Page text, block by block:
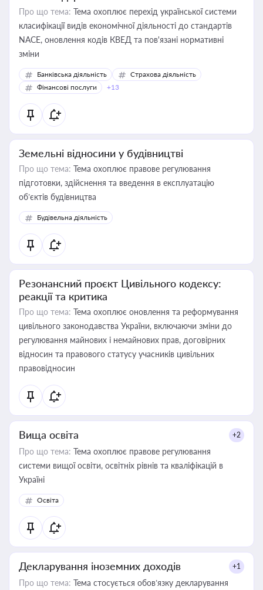
Про що тема: Тема охоплює перехід української системи
класифікації видів економічної діяльності до стандартів
NACE, оновлення кодів КВЕД та пов'язані нормативні
зміни
Банківська діяльність
Страхова діяльність
Фінансові послуги
+13
Земельні відносини у будівництві
Про що тема: Тема охоплює правове регулювання
підготовки, здійснення та введення в експлуатацію
об’єктів будівництва
Будівельна діяльність
Резонансний проєкт Цивільного кодексу:
реакції та критика
Про що тема: Тема охоплює оновлення та реформування
цивільного законодавства України, включаючи зміни до
регулювання майнових і немайнових прав, договірних
відносин та правового статусу учасників цивільних
правовідносин
Вища освіта +2
Про що тема: Тема охоплює правове регулювання
системи вищої освіти, освітніх рівнів та кваліфікацій в
Україні
Освіта
Декларування іноземних доходів +1
Про що тема: Тема стосується обов’язку декларування